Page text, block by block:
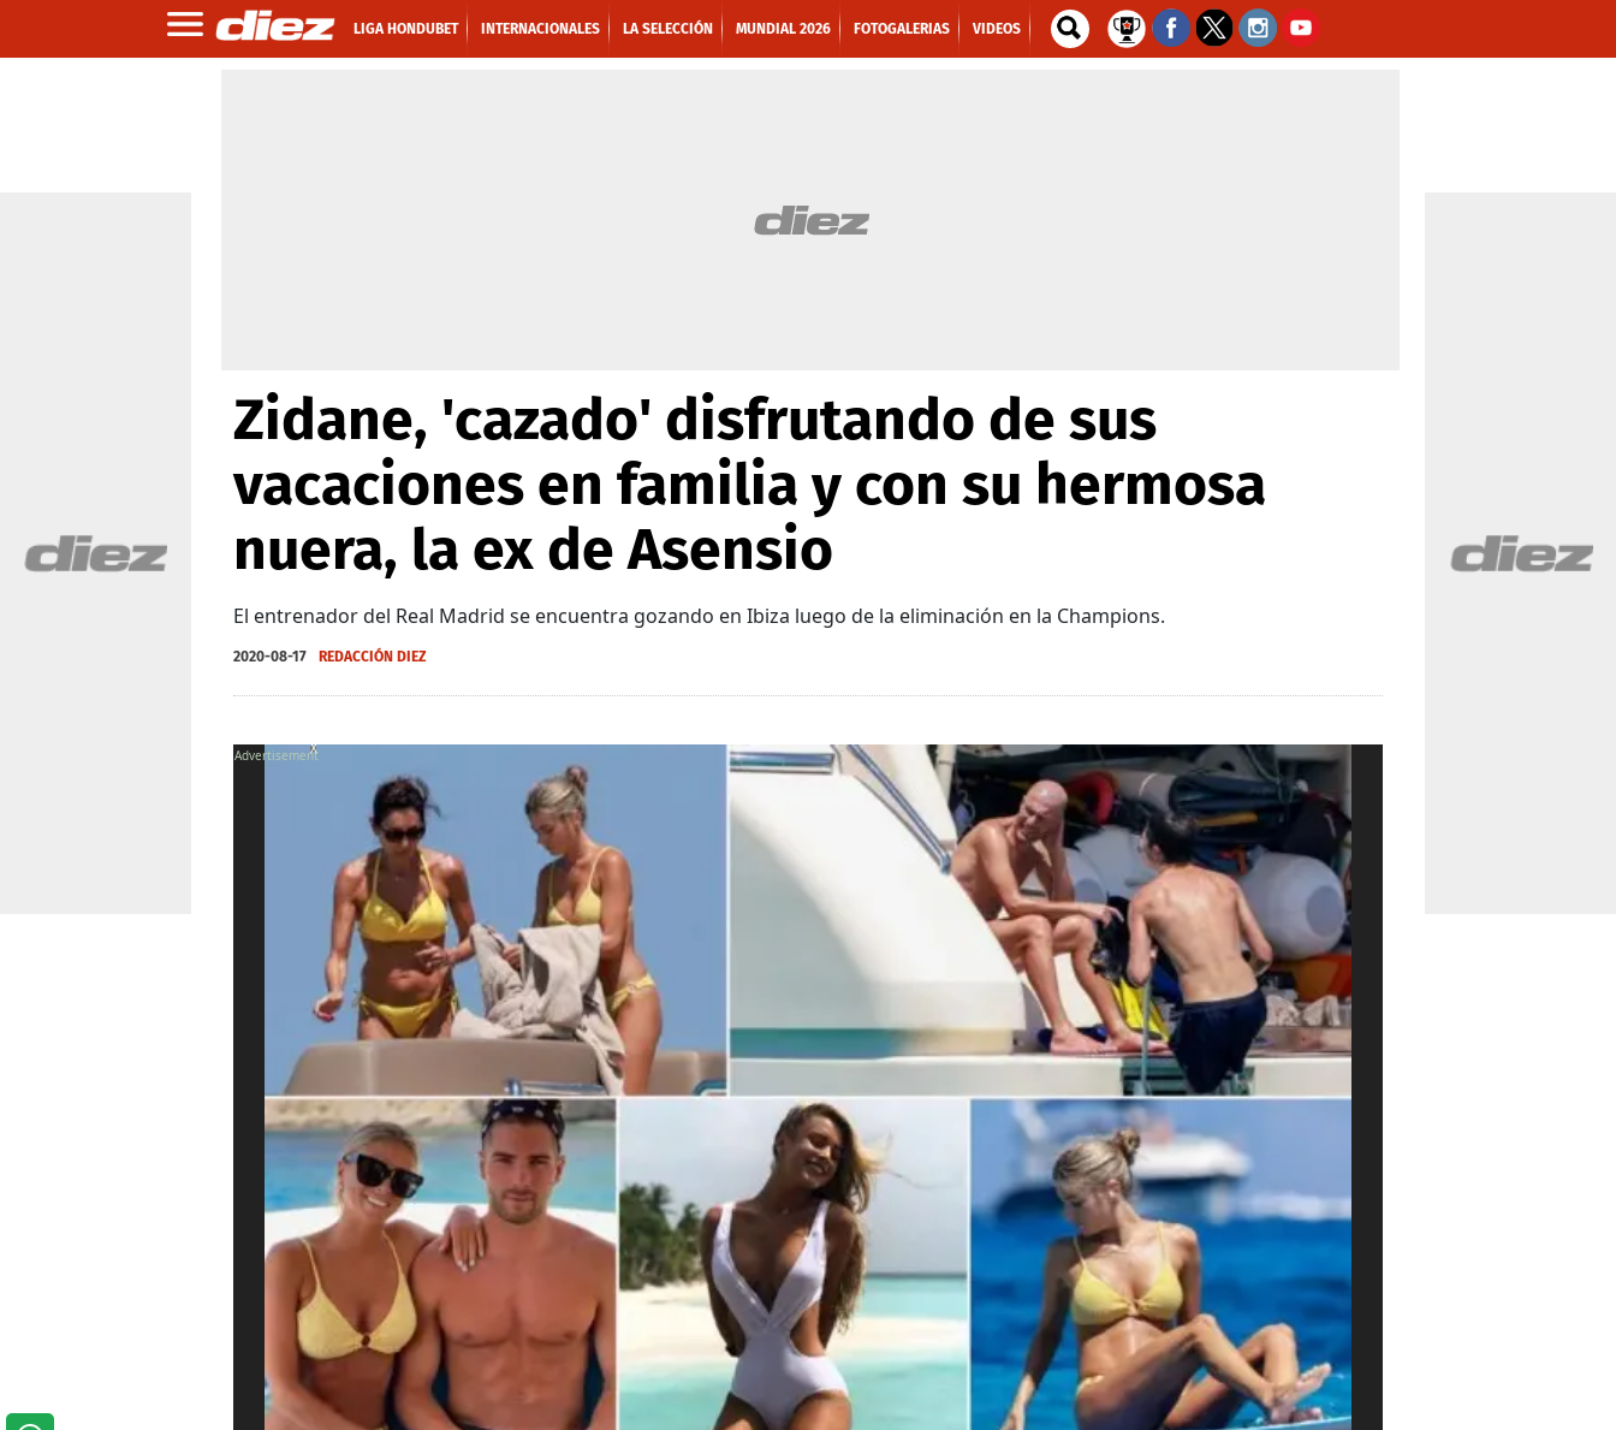
LIGA HONDUBET INTERNACIONALES LA SELECCIÓN MUNDIAL 2026 FOTOGALERIAS VIDEOS
Zidane, 'cazado' disfrutando de sus
vacaciones en familia y con su hermosa
nuera, la ex de Asensio
El entrenador del Real Madrid se encuentra gozando en Ibiza luego de la eliminación en la Champions.
2020-08-17 REDACCIÓN DIEZ
X